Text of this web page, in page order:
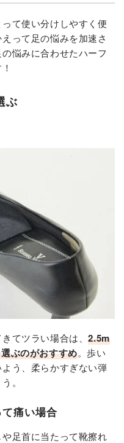
て使い分けしやすく便
って足の悩みを加速さ
悩みに合わせたハーフ
ぶ
てツラい場合は、2.5m
ぶのがおすすめ。歩い
う、柔らかすぎない弾
。
痛い場合
足首に当たって靴擦れ